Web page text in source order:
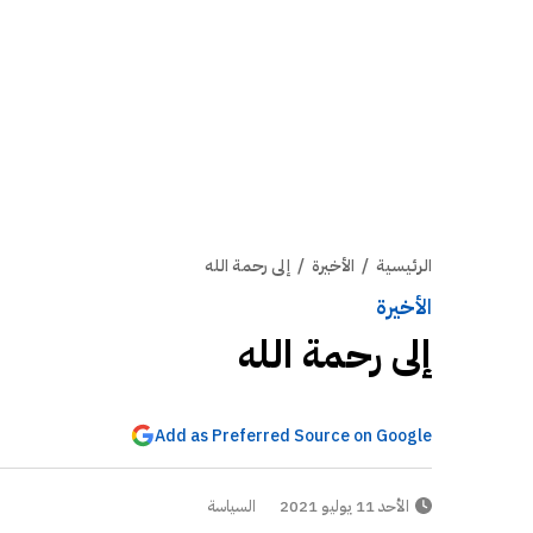
الرئيسية / الأخيرة / إلى رحمة الله
الأخيرة
إلى رحمة الله
Add as Preferred Source on Google
الأحد 11 يوليو 2021 السياسة